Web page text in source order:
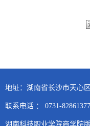
地址：湖南省长沙市天心
联系电话 ： 0731-
湖南科技职业学院商学院